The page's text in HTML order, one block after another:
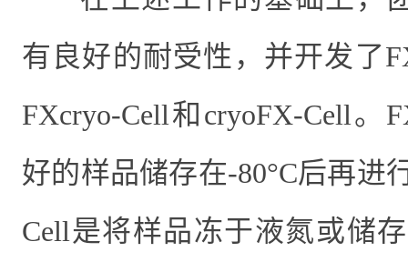
有良好的耐受性，并开发了
FXcryo-Cell和 cryoFX-Cell。
好的样品储存在-80°C后再进
Cell是将样品冻于液氮或储